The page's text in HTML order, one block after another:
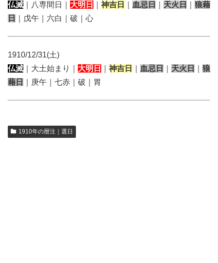
仏滅 ｜八専間日｜ 大明日 神吉日 血忌日 天火日
狼藉
日
｜戊午｜六白｜破｜心
1910/12/31(土)
仏滅 ｜大土始まり｜ 大明日 神吉日 血忌日 天火日
狼
藉日
｜庚午｜七赤｜破｜胃
1910年の暦注｜選日